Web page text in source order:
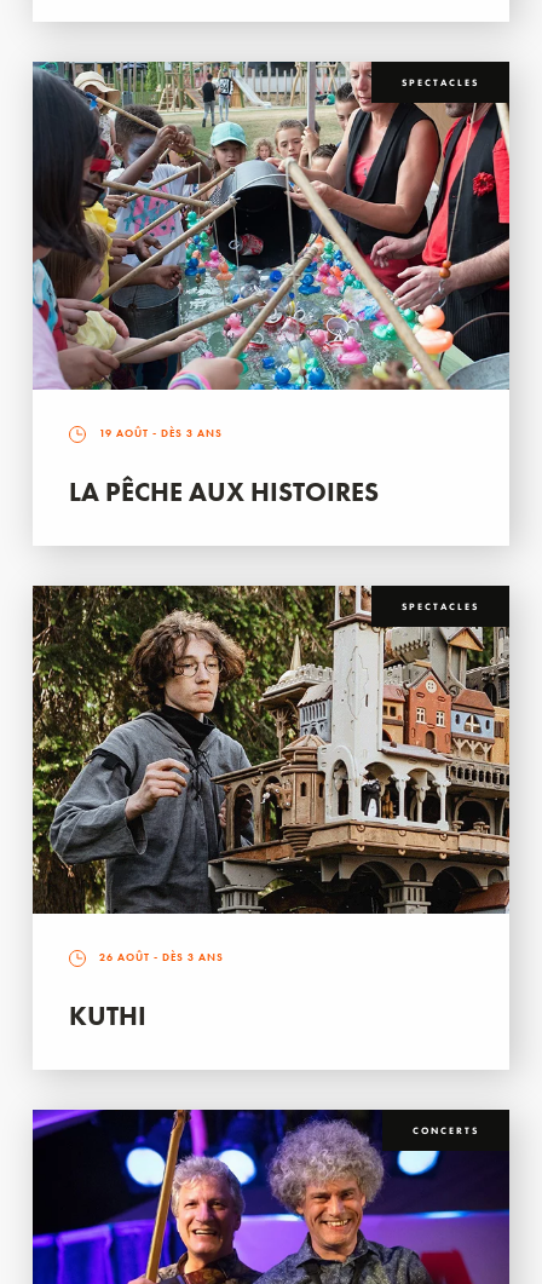
SPECTACLES
19 AOÛT - DÈS 3 ANS
LA PÊCHE AUX HISTOIRES
SPECTACLES
26 AOÛT - DÈS 3 ANS
KUTHI
CONCERTS